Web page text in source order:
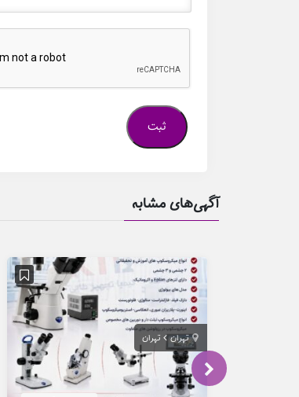
آگهی‌های مشابه
تهران تهران